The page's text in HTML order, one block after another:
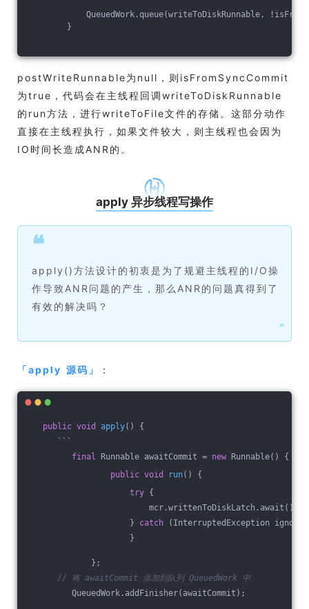
QueuedWork.queue(writeToDiskRunnable,
}
postWriteRunnable为null，则isFromSyncCommit
为true，代码会在主线程回调writeToDiskRunnable
的run方法，进行writeToFile文件的存储。这部分动作
直接在主线程执行，如果文件较大，则主线程也会因为
IO时间长造成ANR的。
apply 异步线程写操作
❝
apply()方法设计的初衷是为了规避主线程的I/O操
作导致ANR问题的产生，那么ANR的问题真得到了
有效的解决吗？
❞
「apply 源码 」 ：
public void apply()
{
```
final Runnable awaitCommit = new Runnable() {
public void run()
{
try {
mcr.writtenToDiskLatch.await();
} catch (InterruptedException
}
};
// 将 awaitCommit 添加到队列 QueuedWork 中
QueuedWork.addFinisher(awaitCommit);